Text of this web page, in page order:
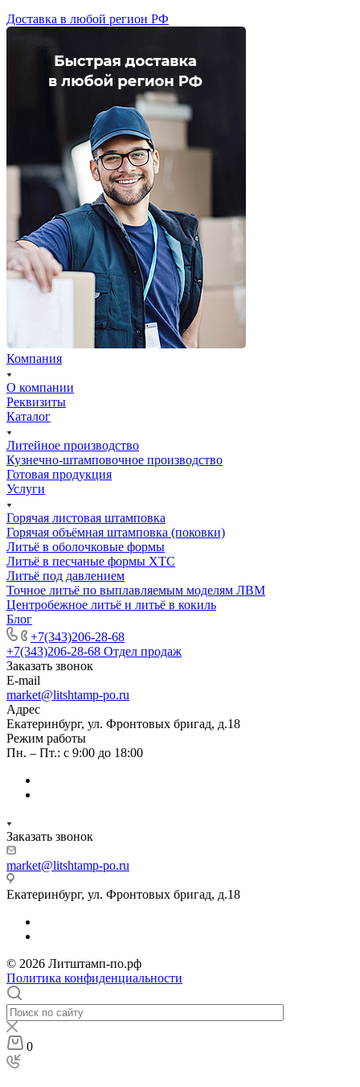
Доставка в любой регион РФ
Компания
О компании
Реквизиты
Каталог
Литейное производство
Кузнечно-штамповочное производство
Готовая продукция
Услуги
Горячая листовая штамповка
Горячая объёмная штамповка (поковки)
Литьё в оболочковые формы
Литьё в песчаные формы ХТС
Литьё под давлением
Точное литьё по выплавляемым моделям ЛВМ
Центробежное литьё и литьё в кокиль
Блог
+7(343)206-28-68
+7(343)206-28-68 Отдел продаж
Заказать звонок
E-mail
market@litshtamp-po.ru
Адрес
Екатеринбург, ул. Фронтовых бригад, д.18
Режим работы
Пн. – Пт.: с 9:00 до 18:00
Заказать звонок
market@litshtamp-po.ru
Екатеринбург, ул. Фронтовых бригад, д.18
© 2026 Литштамп-по.рф
Политика конфиденциальности
0